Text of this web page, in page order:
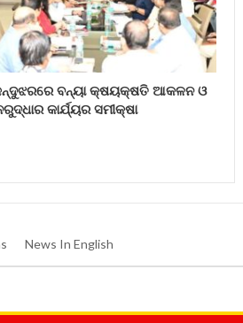
ବନ୍ୟା କ୍ଷୟକ୍ଷତି ଆକଳନ ଓ
କାର୍ଯ୍ୟର ସମୀକ୍ଷା
News In English